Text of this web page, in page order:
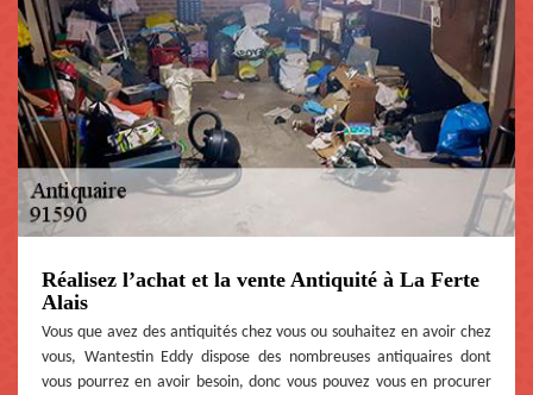
Réalisez l’achat et la vente Antiquité à La Ferte
Alais
Vous que avez des antiquités chez vous ou souhaitez en avoir chez
vous, Wantestin Eddy dispose des nombreuses antiquaires dont
vous pourrez en avoir besoin, donc vous pouvez vous en procurer